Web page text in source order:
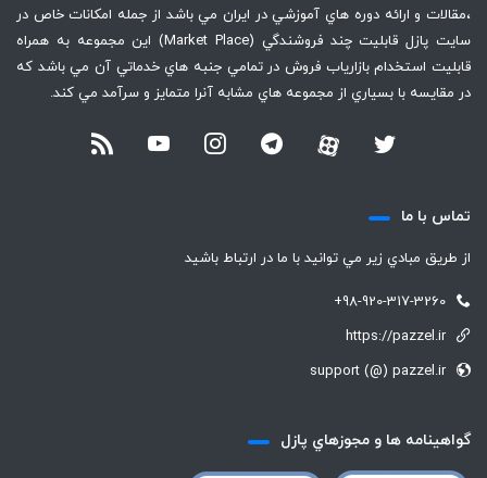
،‌مقالات و ارائه دوره هاي آموزشي در ايران مي باشد از جمله امكانات خاص در
سايت پازل قابليت چند فروشندگي (Market Place) اين مجموعه به همراه
قابليت استخدام بازارياب فروش در تمامي جنبه هاي خدماتي آن مي باشد كه
در مقايسه با بسياري از مجموعه هاي مشابه آنرا متمايز و سرآمد مي كند.
تماس با ما
از طريق مبادي زير مي توانيد با ما در ارتباط باشيد
+98-920-317-3260
https://pazzel.ir
support (@) pazzel.ir
گواهينامه ها و مجوزهاي پازل